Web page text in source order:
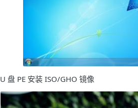
U 盘 PE 安装 ISO/GHO 镜像